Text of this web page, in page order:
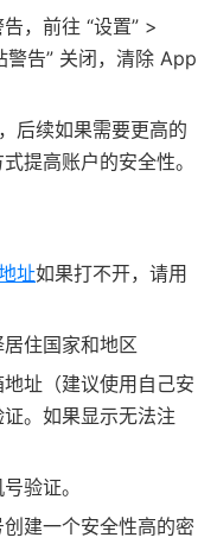
，前往 “设置” >
警告” 关闭，清除 App
后续如果需要更高的
提高账户的安全性。
址如果打不开，请用
住国家和地区
址（建议使用自己安
。如果显示无法注
验证。
建一个安全性高的密